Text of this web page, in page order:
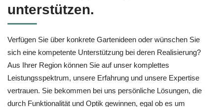
unterstützen.
Verfügen Sie über konkrete Gartenideen oder wünschen Sie
sich eine kompetente Unterstützung bei deren Realisierung?
Aus Ihrer Region können Sie auf unser komplettes
Leistungsspektrum, unsere Erfahrung und unsere Expertise
vertrauen. Sie bekommen bei uns persönliche Lösungen, die
durch Funktionalität und Optik gewinnen, egal ob es um